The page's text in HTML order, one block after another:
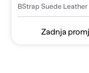
Zadnja